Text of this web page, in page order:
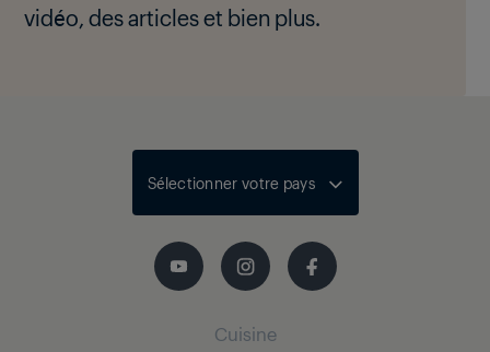
vidéo, des articles et bien plus.
Sélectionner votre pays
Cuisine